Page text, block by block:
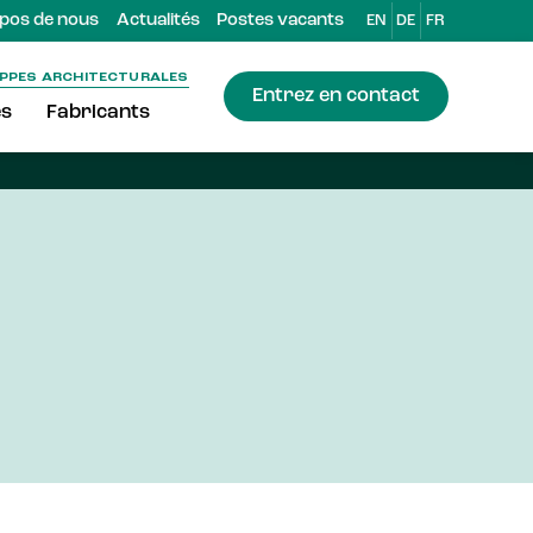
de nous Actualités Postes vacants EN DE FR
ARCHITECTURALES
Fabricants
Entrez en contact